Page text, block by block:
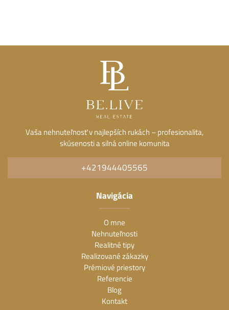
Vaša nehnuteľnosť v najlepších rukách – profesionalita,
skúsenosti a silná online komunita
+421944405565
Navigácia
O mne
Nehnuteľnosti
Realitné tipy
Realizované zákazky
Prémiové priestory
Referencie
Blog
Kontakt